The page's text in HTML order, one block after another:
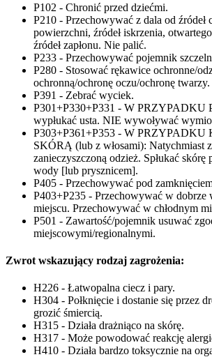
P102 - Chronić przed dziećmi.
P210 - Przechowywać z dala od źródeł
powierzchni, źródeł iskrzenia,
źródeł zapłonu. Nie palić.
P233 - Przechowywać pojemnik
P280 - Stosować rękawice ochronne/
ochronną/ochronę oczu/ochronę twarzy.
P391 - Zebrać wyciek.
P301+P330+P331 - W
wypłukać usta. NIE wywoływać
P303+P361+P353 - W
SKÓRĄ (lub z włosami): Natychmiast
zanieczyszczoną odzież. Spłukać skórę
wody [lub prysznicem].
P405 - Przechowywać pod
P403+P235 - Przechowywać w dobrze
miejscu. Przechowywać w chłodnym
P501 - Zawartość/pojemnik usuwać
miejscowymi/regionalnymi.
Zwrot wskazujący rodzaj zagrożenia:
H226 - Łatwopalna ciecz i pary.
H304 - Połknięcie i dostanie się przez
grozić śmiercią.
H315 - Działa drażniąco na skórę.
H317 - Może powodować reakcję
H410 - Działa bardzo toksycznie na